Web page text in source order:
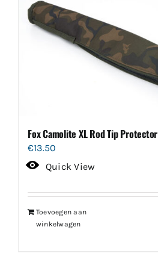
Fox Camolite XL Rod Tip Protector
€13.50
Quick View
Toevoegen aan
winkelwagen